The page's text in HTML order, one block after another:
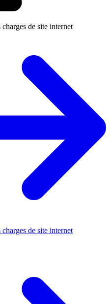
de site internet
de site internet